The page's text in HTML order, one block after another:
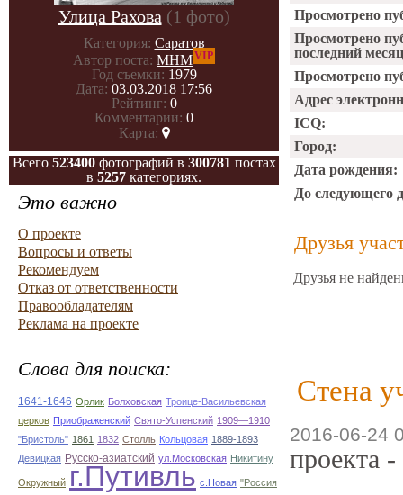
Улица Рахова (1 фото)
Категория: Саратов
Автор поста: МНМVIP
Год съемки: 1979
Дата: 03.03.2018 17:56
Рейтинг: 0
Комментарии: 0
Карта:
Всего 523400фотографий в 300781 постах
в 5257 категориях.
Это важно
О проекте
Вопросы и ответы
Рекомендуем
Отказ от ответственности
Правообладателям
Реклама на проекте
Слова для поиска:
1641-1646 Орлик Болховская Троице-Васильевская
церков Приображенский Свято-Успенский 1909—1910
"Бристоль" 1861 1832 Столль Кольцовая 1889-1893
Девицкая Русско-азиатский ул.Московская Никитину
Окружный г.Путивль с.Новая "Россия
Просмотрено
Просмотрено
последний
Просмотрено
Адрес
ICQ:
Город:
Дата рождения:
До следующего
Друзья
Друзья не
Стена
2016-06-24
проекта